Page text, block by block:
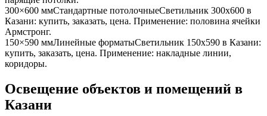
300×600 ммСтандартные потолочныеСветильник 300x600 в
Казани: купить, заказать, цена. Применение: половина ячейки
Армстронг.
150×590 ммЛинейные форматыСветильник 150x590 в Казани:
купить, заказать, цена. Применение: накладные линии,
коридоры.
Освещение объектов и помещений в
Казани